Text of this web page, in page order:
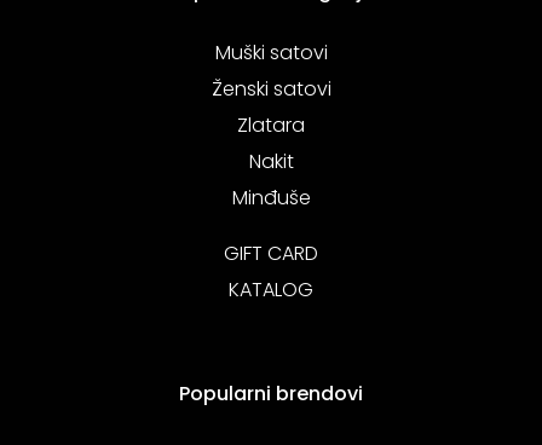
Muški satovi
Ženski satovi
Zlatara
Nakit
Minđuše
GIFT CARD
KATALOG
Popularni brendovi